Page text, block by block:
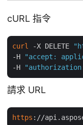
cURL 指令
curl -X DELETE
-H
"accept:
-H
"authorization:
請求 URL
https ://